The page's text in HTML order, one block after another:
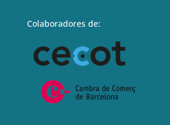
Colaboradores de: